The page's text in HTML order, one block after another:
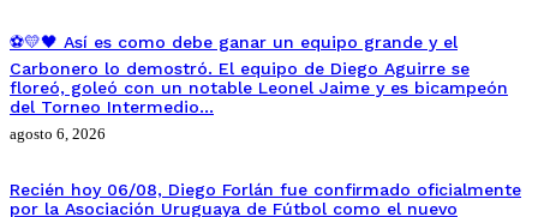
⚽💛🖤 Así es como debe ganar un equipo grande y el
Carbonero lo demostró. El equipo de Diego Aguirre se
floreó, goleó con un notable Leonel Jaime y es bicampeón
del Torneo Intermedio…
agosto 6, 2026
Recién hoy 06/08, Diego Forlán fue confirmado oficialmente
por la Asociación Uruguaya de Fútbol como el nuevo